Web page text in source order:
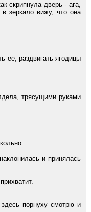
скрипнула дверь - ага,
зеркало вижу, что она
ее, раздвигать ягодицы
трясущими руками
и принялась
порнуху смотрю и